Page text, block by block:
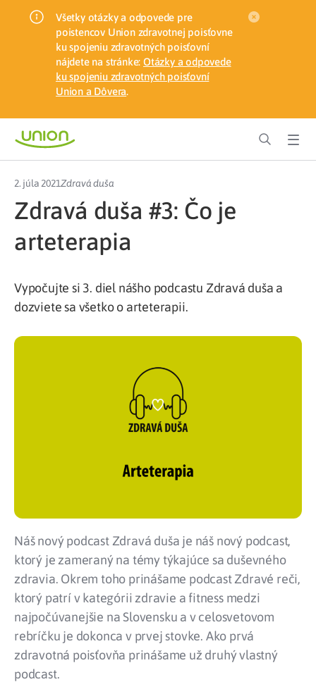
Všetky otázky a odpovede pre
poistencov Union zdravotnej poisťovne
ku spojeniu zdravotných poisťovní
nájdete na stránke: Otázky a odpovede
ku spojeniu zdravotných poisťovní
Union a Dôvera.
2. júla 2021Zdravá duša
Zdravá duša #3: Čo je
arteterapia
Vypočujte si 3. diel nášho podcastu Zdravá duša a
dozviete sa všetko o arteterapii.
Náš nový podcast Zdravá duša je náš nový podcast,
ktorý je zameraný na témy týkajúce sa duševného
zdravia. Okrem toho prinášame podcast Zdravé reči,
ktorý patrí v kategórii zdravie a fitness medzi
najpočúvanejšie na Slovensku a v celosvetovom
rebríčku je dokonca v prvej stovke. Ako prvá
zdravotná poisťovňa prinášame už druhý vlastný
podcast.